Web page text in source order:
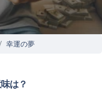
幸運の夢
は？